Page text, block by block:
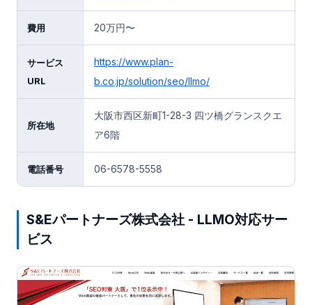
費用 20万円〜
サービス
URL
https://www.plan-
b.co.jp/solution/seo/llmo/
所在地
大阪市西区新町1-28-3 四ツ橋グランスクエ
ア6階
電話番号 06-6578-5558
S&Eパートナーズ株式会社 - LLMO対応サー
ビス